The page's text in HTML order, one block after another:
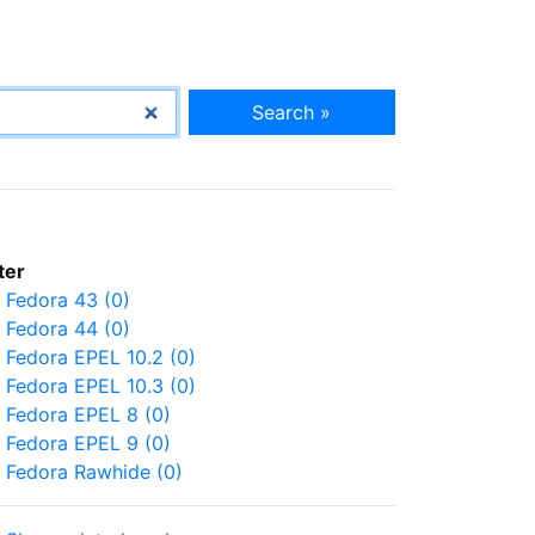
Search »
Fedora 43 (0)
Fedora 44 (0)
Fedora EPEL 10.2 (0)
Fedora EPEL 10.3 (0)
Fedora EPEL 8 (0)
Fedora EPEL 9 (0)
Fedora Rawhide (0)